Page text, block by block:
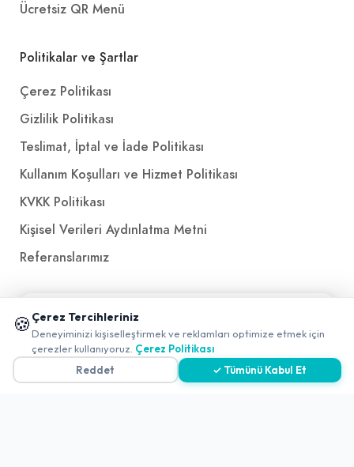
Ücretsiz QR Menü
Politikalar ve Şartlar
Çerez Politikası
Gizlilik Politikası
Teslimat, İptal ve İade Politikası
Kullanım Koşulları ve Hizmet Politikası
KVKK Politikası
Kişisel Verileri Aydınlatma Metni
Referanslarımız
E-Postailetisim@yakalamac.com.tr
Dokuz Eylül Üniversitesi Teknoparkı Adatepe Mah.
Doğuş Cad. No:207 Z İç Kapı No:1 Buca/İzmir
🍪 Çerez Tercihleriniz
Deneyiminizi kişiselleştirmek ve reklamları optimize etmek için
çerezler kullanıyoruz. Çerez Politikası
Reddet
✓ Tümünü Kabul Et
📱 Mobil uygulamamızı keşfedin!
✖